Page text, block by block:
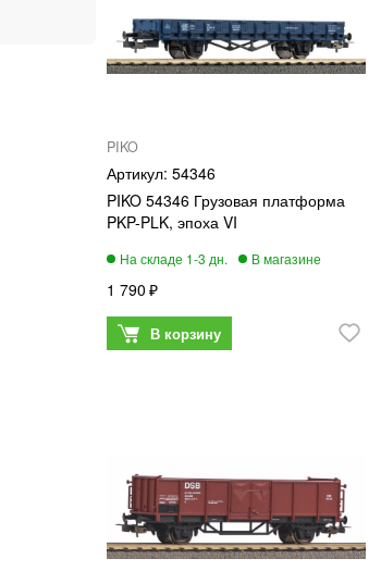
PIKO
54346
PIKO 54346 Грузовая платформа
PKP-PLK, эпоха VI
1 790